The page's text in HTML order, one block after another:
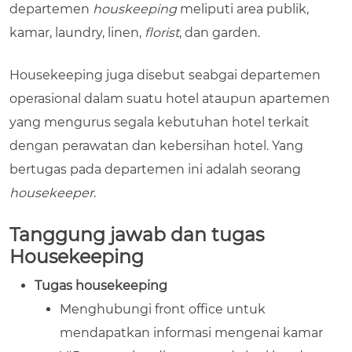
departemen houskeeping meliputi area publik,
kamar, laundry, linen, florist, dan garden.
Housekeeping juga disebut seabgai departemen
operasional dalam suatu hotel ataupun apartemen
yang mengurus segala kebutuhan hotel terkait
dengan perawatan dan kebersihan hotel. Yang
bertugas pada departemen ini adalah seorang
housekeeper.
Tanggung jawab dan tugas
Housekeeping
Tugas housekeeping
Menghubungi front office untuk
mendapatkan informasi mengenai kamar